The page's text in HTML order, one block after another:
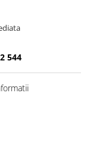
544